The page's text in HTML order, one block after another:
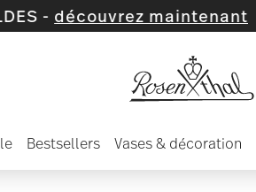
maintenant
Bestsellers Vases & décoration